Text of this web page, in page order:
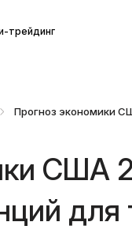
трейдинг
США
для